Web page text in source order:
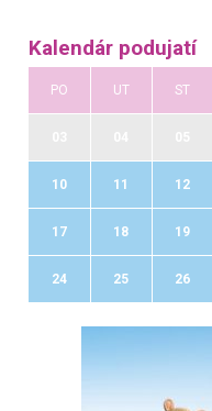
Kalendár podujatí
PO UT ST
10 11 12
17 18 19
24 25 26